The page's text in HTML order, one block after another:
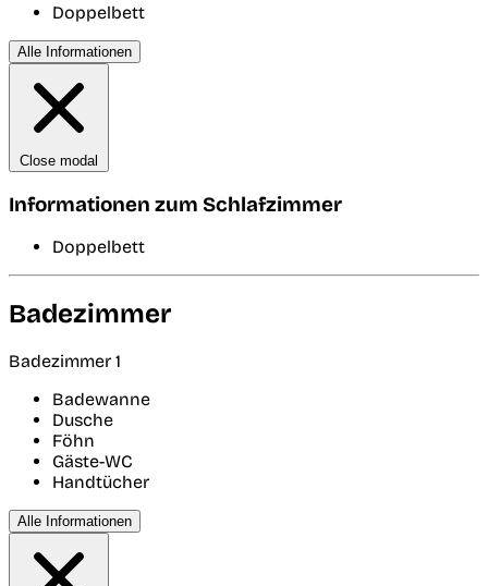
Doppelbett
Alle Informationen
Close modal
Informationen zum Schlafzimmer
Doppelbett
Badezimmer
Badezimmer 1
Badewanne
Dusche
Föhn
Gäste-WC
Handtücher
Alle Informationen